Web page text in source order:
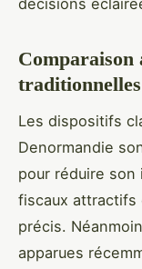
Comparaison
Les dispositifs
Denormandie
pour réduire
fiscaux attractifs
précis.
apparues